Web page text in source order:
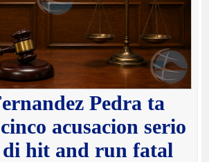
Pedra ta
acusacion serio
di hit and run fatal